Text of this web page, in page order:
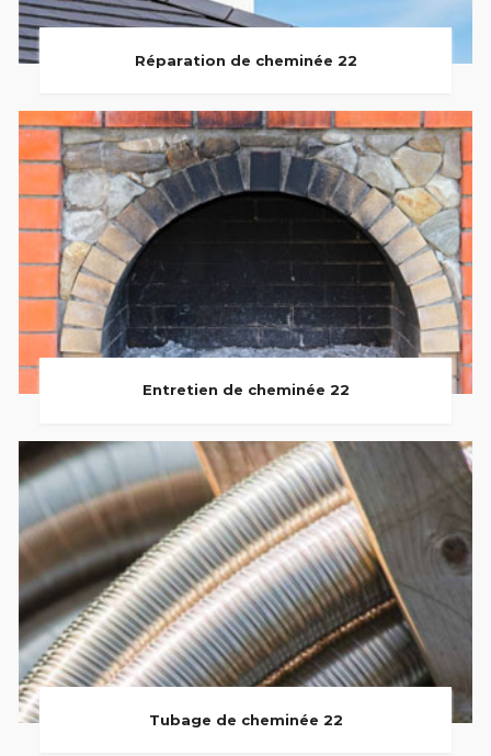
Réparation de cheminée 22
Entretien de cheminée 22
Tubage de cheminée 22